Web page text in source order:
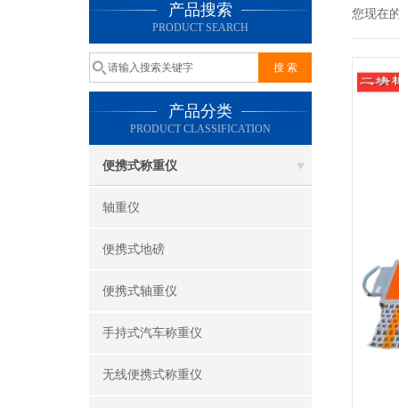
产品搜索
PRODUCT SEARCH
产品分类
PRODUCT CLASSIFICATION
便携式称重仪
轴重仪
便携式地磅
便携式轴重仪
手持式汽车称重仪
无线便携式称重仪
您现在